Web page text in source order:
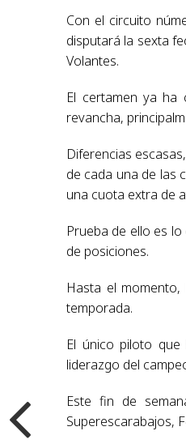
Con el circuito
disputará la sexta
Volantes.
El certamen ya
revancha,
Diferencias
de cada una de las
una cuota extra de
Prueba de ello es
de posiciones.
Hasta el
temporada.
El único piloto
liderazgo del
Este fin de
Superescarabajos,